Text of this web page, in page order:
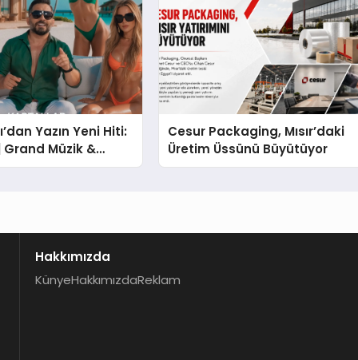
Yazın Yeni Hiti:
Müzik &
Yeni Şarkı
Cesur Packaging, Mısır’daki
Üretim Üssünü Büyütüyor
Hakkımızda
KünyeHakkımızdaReklam